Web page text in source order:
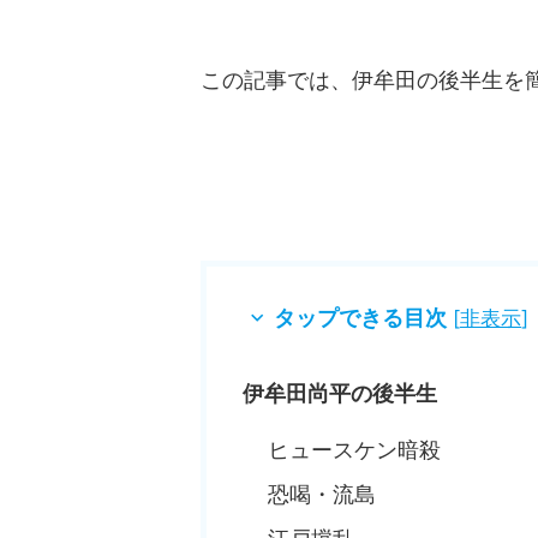
この記事では、伊牟田の後半生を
タップできる目次 [非表示]
伊牟田尚平の後半生
ヒュースケン暗殺
恐喝・流島